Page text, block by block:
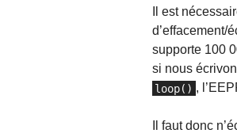
Il est
d’effacement/
supporte 100
si nous
loop() ,
Il faut donc